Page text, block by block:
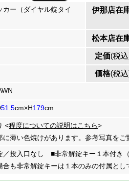
カー（ダイヤル錠タイ
伊那店在
松本店在
定価(税
価格(税
51.5cm×H179cm
<程度についての説明はこちら>
に薄い色焼けがあります。参考写真をご
／投入口なし ■非常解錠キー１本付き
合も非常解錠キーは１本のみの付属とし